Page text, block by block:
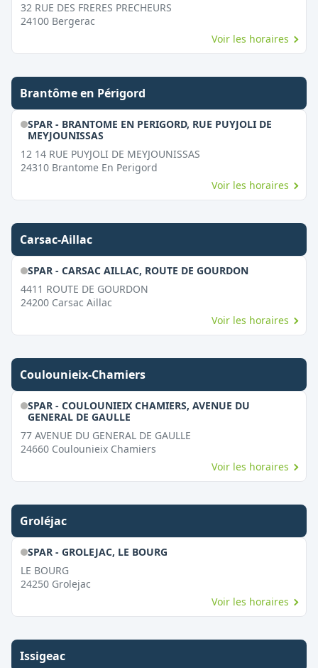
32 RUE DES FRERES PRECHEURS
24100 Bergerac
Voir les horaires
Brantôme en Périgord
SPAR - BRANTOME EN PERIGORD, RUE PUYJOLI DE
MEYJOUNISSAS
12 14 RUE PUYJOLI DE MEYJOUNISSAS
24310 Brantome En Perigord
Voir les horaires
Carsac-Aillac
SPAR - CARSAC AILLAC, ROUTE DE GOURDON
4411 ROUTE DE GOURDON
24200 Carsac Aillac
Voir les horaires
Coulounieix-Chamiers
SPAR - COULOUNIEIX CHAMIERS, AVENUE DU
GENERAL DE GAULLE
77 AVENUE DU GENERAL DE GAULLE
24660 Coulounieix Chamiers
Voir les horaires
Groléjac
SPAR - GROLEJAC, LE BOURG
LE BOURG
24250 Grolejac
Voir les horaires
Issigeac